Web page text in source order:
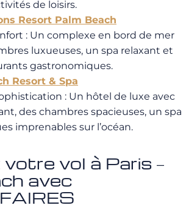
de loisirs.
Resort Palm Beach
: Un complexe en bord de mer
luxueuses, un spa relaxant et
gastronomiques.
Resort & Spa
: Un hôtel de luxe avec
des chambres spacieuses, un spa
imprenables sur l’océan.
vol à Paris –
avec